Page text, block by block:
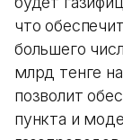
что
большего
млрд тенге
позволит
пункта и